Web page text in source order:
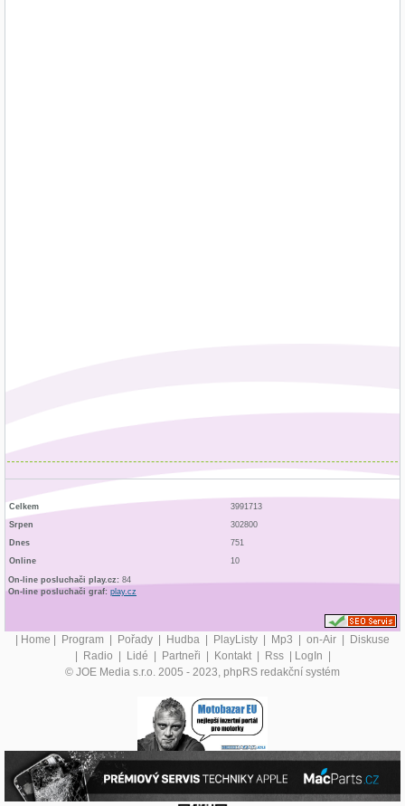
Celkem
3991713
Srpen
302800
Dnes
751
Online
10
On-line posluchači play.cz: 84
On-line posluchači graf: play.cz
| Home | Program | Pořady | Hudba | PlayListy | Mp3 | on-Air | Diskuse
| Radio | Lidé | Partneři | Kontakt | Rss | LogIn |
© JOE Media s.r.o. 2005 - 2023, phpRS redakční systém